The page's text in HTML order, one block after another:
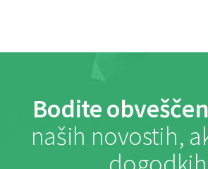
Bodite
naših novostih,